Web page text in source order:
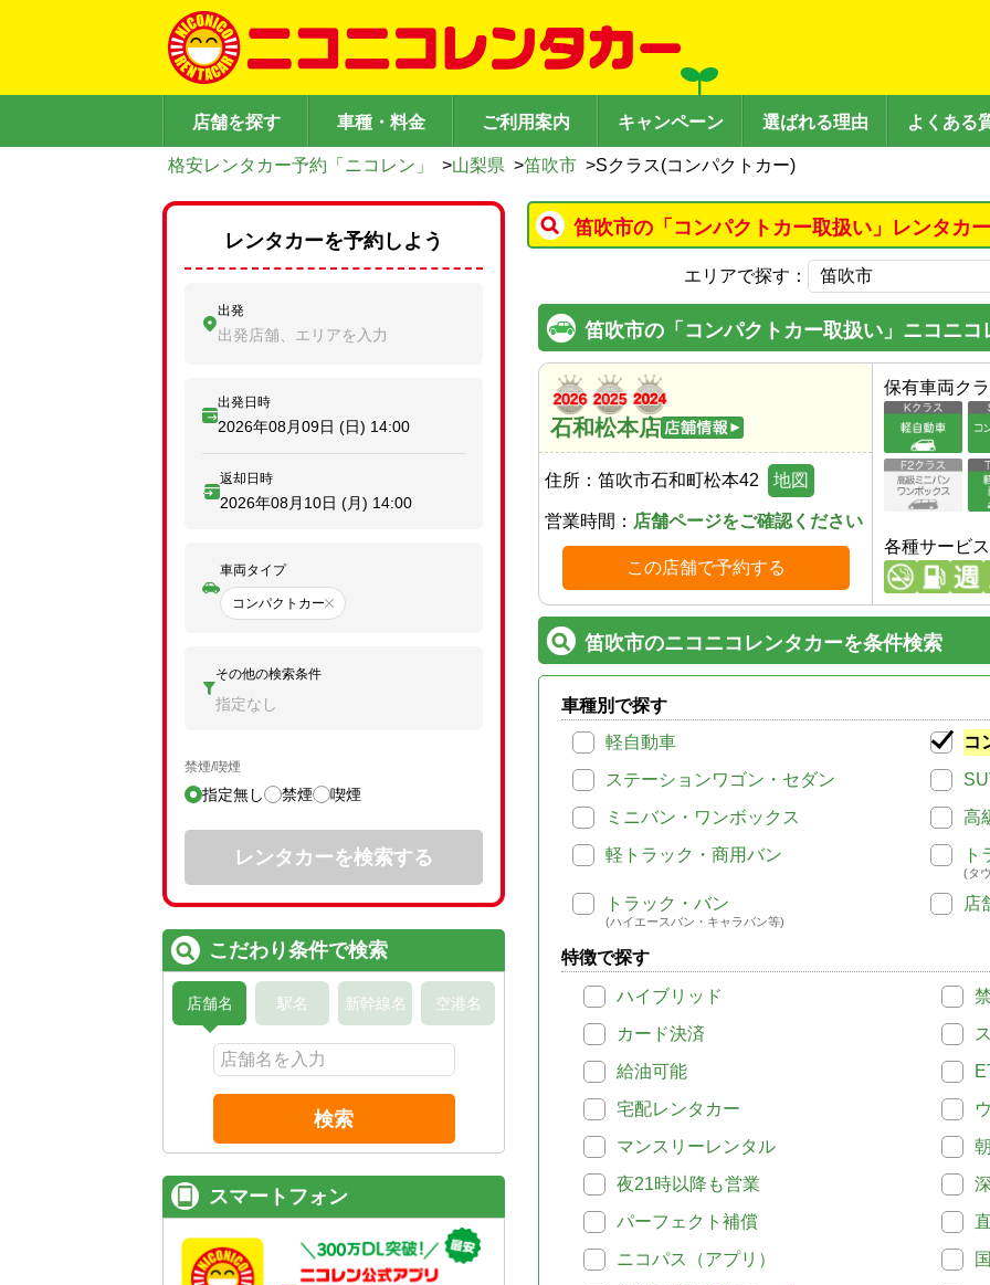
店舗を探す 車種・料金 ご利用案内 キャンペーン 選ばれる理由 よくある
格安レンタカー予約「ニコレン」 >山梨県 >笛吹市 >Sクラス(コンパクトカー)
笛吹市の「コンパクトカー取扱い」レンタカ
エリアで探す：
笛吹市の「コンパクトカー取扱い」ニコニ
石和松本店
住所： 笛吹市石和町松本42 地図
営業時間： 店舗ページをご確認ください
この店舗で予約する
保有車両ク
各種サービス
笛吹市のニコニコレンタカーを条件検索
車種別で探す
軽自動車
コ
ステーションワゴン・セダン
ミニバン・ワンボックス
高
軽トラック・商用バン
ト
(タ
トラック・バン
(ハイエースバン・キャラバン等)
店
特徴で探す
ハイブリッド
カード決済
給油可能
宅配レンタカー
マンスリーレンタル
夜21時以降も営業
パーフェクト補償
ニコパス（アプリ）
レンタカーを予約しよう
出発
出発店舗、エリアを入力
出発日時
2026年08月09日 (日) 14:00
返却日時
2026年08月10日 (月) 14:00
車両タイプ
コンパクトカー
その他の検索条件
指定なし
禁煙/喫煙
指定無し 禁煙 喫煙
レンタカーを検索する
こだわり条件で検索
店舗名 駅名 新幹線名 空港名
検索
スマートフォン